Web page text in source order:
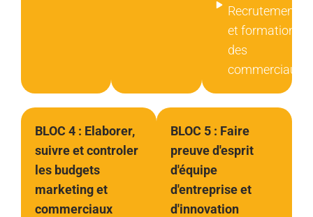
Recrutement
et formation
des
commerciaux
BLOC 4 : Elaborer,
suivre et controler
les budgets
marketing et
commerciaux
BLOC 5 : Faire
preuve d'esprit
d'équipe
d'entreprise et
d'innovation